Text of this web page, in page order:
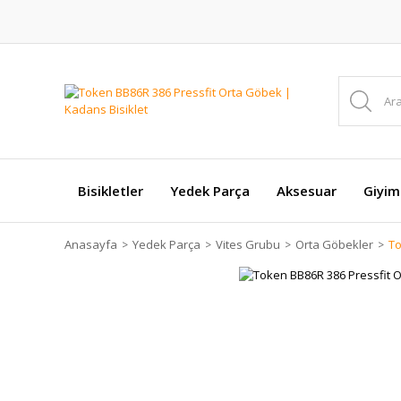
Bisikletler Yedek Parça Aksesuar Giyim
Anasayfa Yedek Parça Vites Grubu Orta Göbekler